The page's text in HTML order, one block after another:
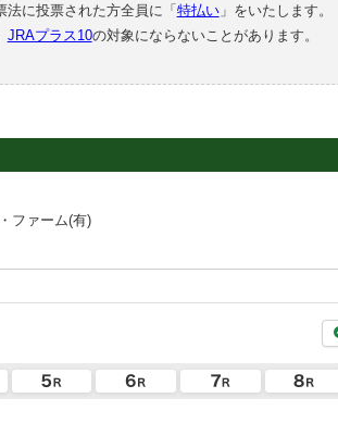
に投票された方全員に「 特払い」をいたします。
JRAプラス10の対象にならないことがあります。
ファーム(有)